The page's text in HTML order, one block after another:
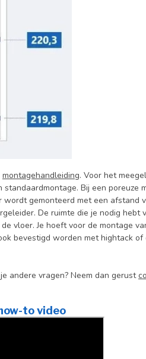
montagehandleiding. Voor het
Bij een poreuze
gemonteerd met een afstand
De ruimte die je nodig hebt
vloer. Je hoeft voor de montage
bevestigd worden met hightack of
andere vragen? Neem dan gerust
to video